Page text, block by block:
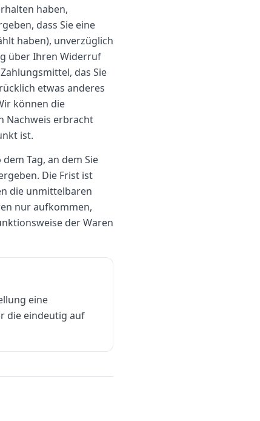
haben,
dass Sie eine
haben), unverzüglich
über Ihren Widerruf
das Sie
etwas anderes
können die
Nachweis erbracht
ist.
Tag, an dem Sie
Die Frist ist
die unmittelbaren
nur aufkommen,
der Waren
eine
die eindeutig auf